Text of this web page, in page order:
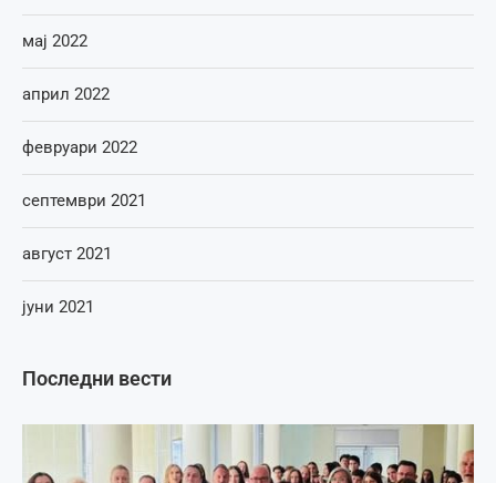
Последни вести
мај 2022
април 2022
февруари 2022
септември 2021
август 2021
јуни 2021